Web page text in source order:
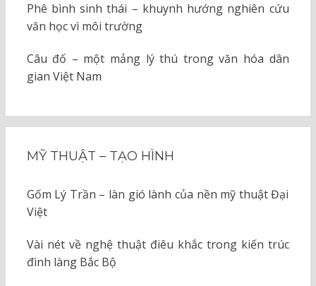
Phê bình sinh thái – khuynh hướng nghiên cứu
văn học vì môi trường
Câu đố – một mảng lý thú trong văn hóa dân
gian Việt Nam
MỸ THUẬT – TẠO HÌNH
Gốm Lý Trần – làn gió lành của nền mỹ thuật Đại
Việt
Vài nét về nghệ thuật điêu khắc trong kiến trúc
đình làng Bắc Bộ